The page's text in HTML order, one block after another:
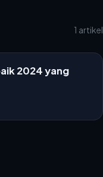
1 artikel
2024 yang